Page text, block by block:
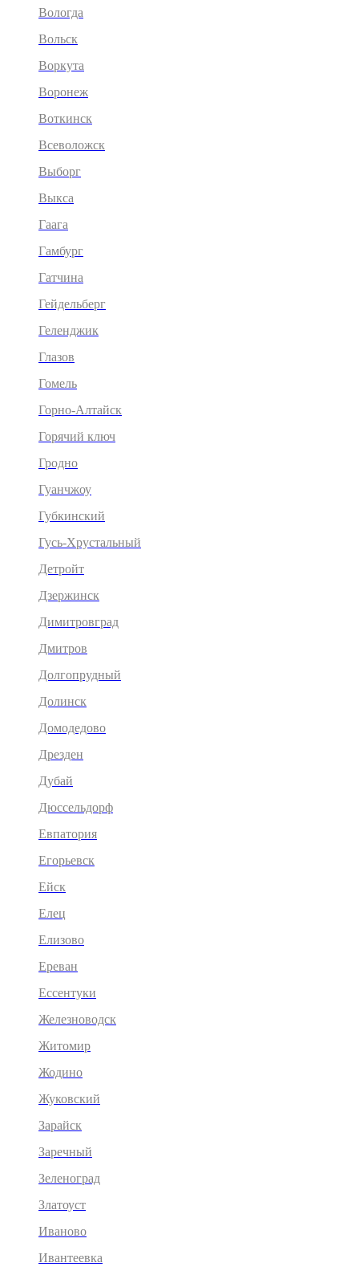
Вологда
Вольск
Воркута
Воронеж
Воткинск
Всеволожск
Выборг
Выкса
Гаага
Гамбург
Гатчина
Гейдельберг
Геленджик
Глазов
Гомель
Горно-Алтайск
Горячий ключ
Гродно
Гуанчжоу
Губкинский
Гусь-Хрустальный
Детройт
Дзержинск
Димитровград
Дмитров
Долгопрудный
Долинск
Домодедово
Дрезден
Дубай
Дюссельдорф
Евпатория
Егорьевск
Ейск
Елец
Елизово
Ереван
Ессентуки
Железноводск
Житомир
Жодино
Жуковский
Зарайск
Заречный
Зеленоград
Златоуст
Иваново
Ивантеевка